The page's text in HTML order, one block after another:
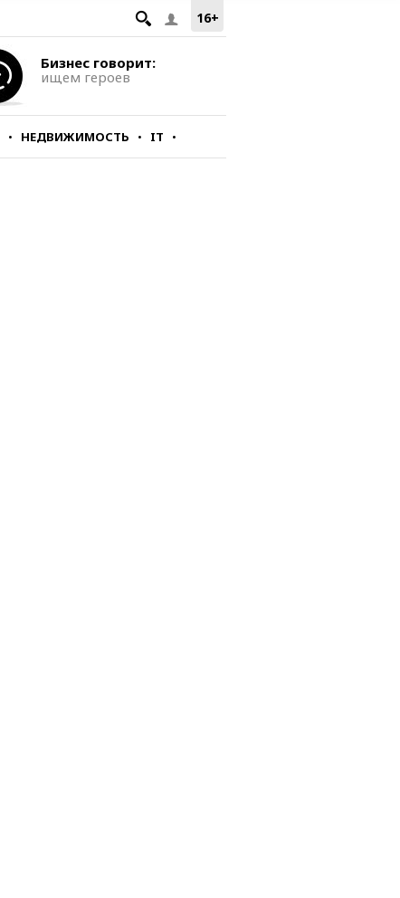
16+
Бизнес говорит:
ищем героев
НЕДВИЖИМОСТЬ IT